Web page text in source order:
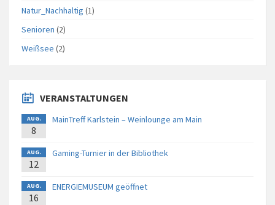
Natur_Nachhaltig (1)
Senioren (2)
Weißsee (2)
VERANSTALTUNGEN
AUG.
8
MainTreff Karlstein – Weinlounge am Main
AUG.
12
Gaming-Turnier in der Bibliothek
AUG.
16
ENERGIEMUSEUM geöffnet